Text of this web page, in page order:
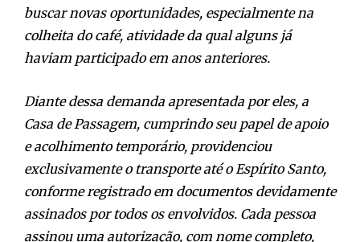
buscar novas oportunidades, especialmente na
colheita do café, atividade da qual alguns já
haviam participado em anos anteriores.
Diante dessa demanda apresentada por eles, a
Casa de Passagem, cumprindo seu papel de apoio
e acolhimento temporário, providenciou
exclusivamente o transporte até o Espírito Santo,
conforme registrado em documentos devidamente
assinados por todos os envolvidos. Cada pessoa
assinou uma autorização, com nome completo,